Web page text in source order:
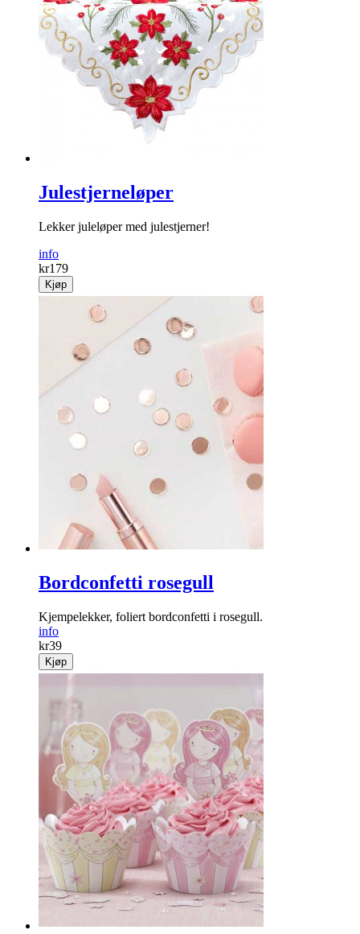
Julestjerneløper
Lekker juleløper med julestjerner!
info
kr179
Kjøp
Bordconfetti rosegull
Kjempelekker, foliert bordconfetti i rosegull.
info
kr39
Kjøp